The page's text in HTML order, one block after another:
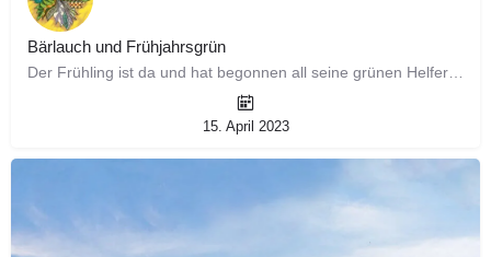
Bärlauch und Frühjahrsgrün
15. April 2023